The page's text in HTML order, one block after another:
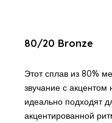
80/20 Bronze
Этот сплав из 80%
звучание с акцентом
идеально подходят
акцентированной